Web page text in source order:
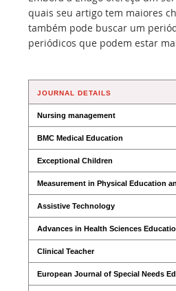
quais seu artigo tem maiores
também pode buscar um
periódicos que podem estar
JOURNAL DETAILS
Nursing management
BMC Medical Education
Exceptional Children
Measurement in Physical Education
Assistive Technology
Advances in Health Sciences
Clinical Teacher
European Journal of Special Needs